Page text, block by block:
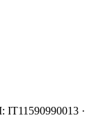
IT11590990013 ·